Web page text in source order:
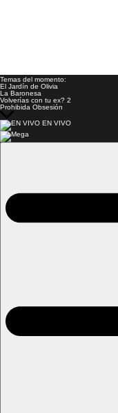
Temas del momento:
El Jardín de Olivia
La Baronesa
Volverías con tu ex? 2
Prohibida Obsesión
EN VIVO